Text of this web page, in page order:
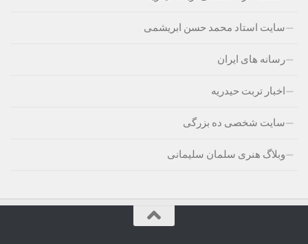
سایت استاد محمد حسن ابریشمی
رسانه های ایران
اخبار تربت حیدریه
سایت شخصی ده بزرگی
وبلاگ هنری سلمان سلیمانی